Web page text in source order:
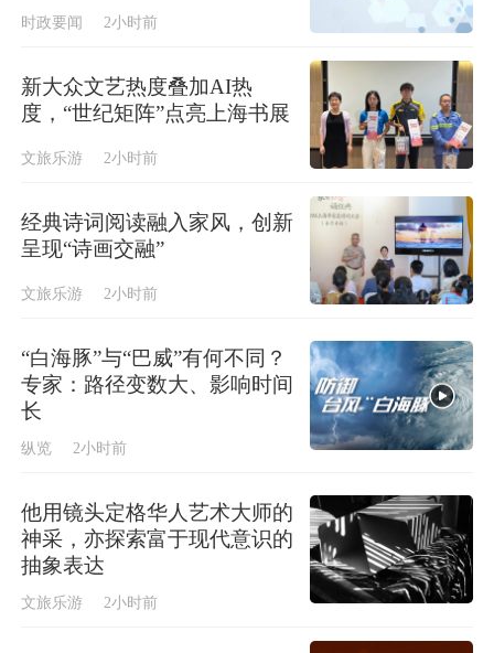
时政要闻 2小时前
新大众文艺热度叠加AI热
度，“世纪矩阵”点亮上海书展
文旅乐游 2小时前
经典诗词阅读融入家风，创新
呈现“诗画交融”
文旅乐游 2小时前
“白海豚”与“巴威”有何不同？
专家：路径变数大、影响时间
长
纵览 2小时前
他用镜头定格华人艺术大师的
神采，亦探索富于现代意识的
抽象表达
文旅乐游 2小时前